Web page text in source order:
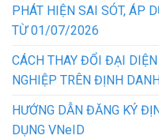
PHÁT HIỆN SAI SÓT, ÁP
TỪ 01/07/2026
CÁCH THAY ĐỔI ĐẠI
NGHIỆP TRÊN ĐỊNH
HƯỚNG DẪN ĐĂNG KÝ
DỤNG VNeID